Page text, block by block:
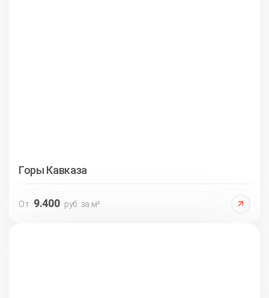
Горы Кавказа
От 9.400 руб. за м²